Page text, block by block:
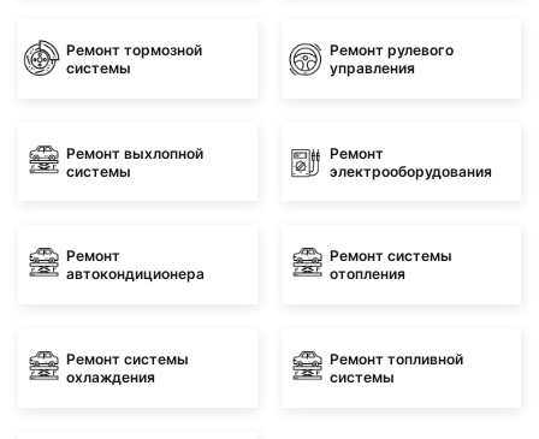
Ремонт тормозной
системы
Ремонт рулевого
управления
Ремонт выхлопной
системы
Ремонт
электрооборудования
Ремонт
автокондиционера
Ремонт системы
отопления
Ремонт системы
охлаждения
Ремонт топливной
системы